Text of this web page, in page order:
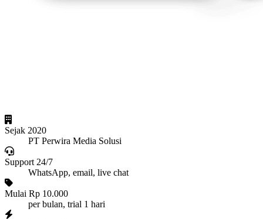
Sejak 2020
PT Perwira Media Solusi
Support 24/7
WhatsApp, email, live chat
Mulai Rp 10.000
per bulan, trial 1 hari